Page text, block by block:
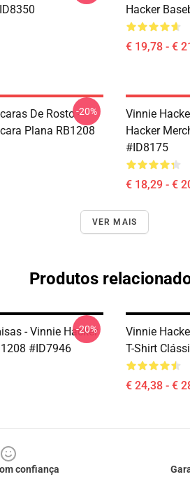
Hacker
€ 19,78 - €
De Rosto -
Plana RB1208
-20%
Vinnie
Hacker
#ID8175
€ 18,29 - €
VER MAIS
Produtos
- Vinnie Hacker
#ID7946
-20%
Vinnie
T-Shirt
€ 24,38 - €
confiança